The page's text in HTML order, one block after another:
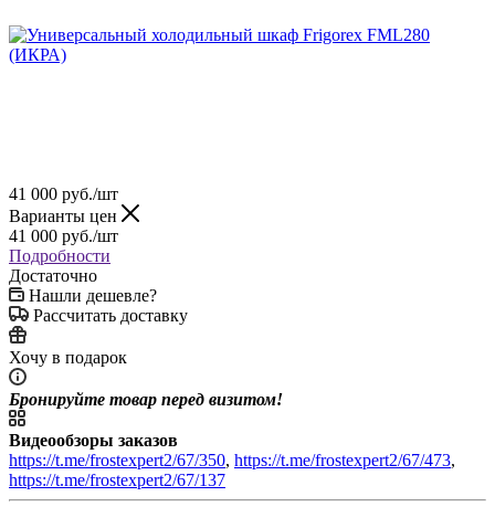
41 000 руб./шт
Варианты цен
41 000 руб./шт
Подробности
Достаточно
Нашли дешевле?
Рассчитать доставку
Хочу в подарок
Бронируйте товар перед визитом!
Видеообзоры заказов
https://t.me/frostexpert2/67/350, https://t.me/frostexpert2/67/473,
https://t.me/frostexpert2/67/137